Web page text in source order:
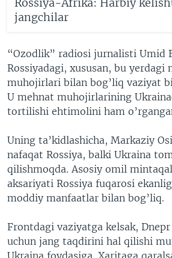
jangchilar
“Ozodlik” radiosi jurnalisti Umid
Rossiyadagi, xususan, bu
muhojirlari bilan bog’liq vaziyat
U mehnat muhojirlarining
tortilishi ehtimolini ham
Uning ta’kidlashicha, Markaziy
nafaqat Rossiya, balki Ukraina
qilishmoqda. Asosiy omil
aksariyati Rossiya fuqarosi
moddiy manfaatlar bilan bog’liq.
Frontdagi vaziyatga kelsak,
uchun jang taqdirini hal qilishi
Ukraina foydasiga. Xaritaga